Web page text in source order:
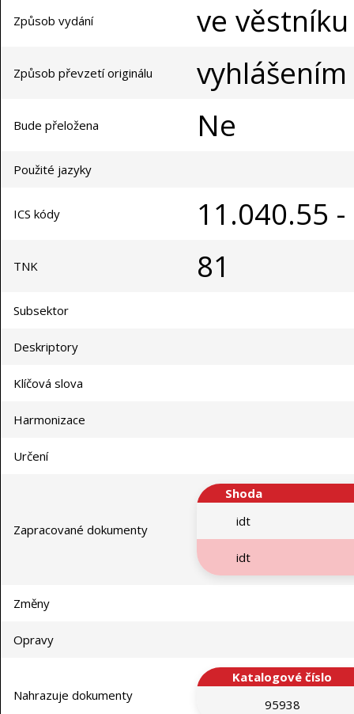
Způsob vydání ve věstníku
Způsob převzetí originálu vyhlášením
Bude přeložena Ne
Použité jazyky
ICS kódy 11.040.55
TNK 81
Subsektor
Deskriptory
Klíčová slova
Harmonizace
Určení
Zapracované dokumenty
Shoda
idt
idt
Změny
Opravy
Nahrazuje dokumenty
Katalogové číslo
95938